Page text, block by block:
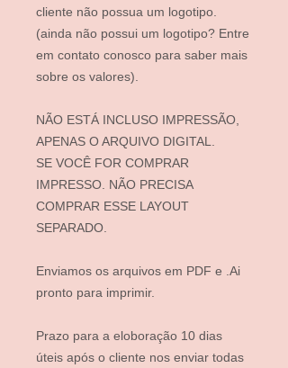
cliente não possua um logotipo.
(ainda não possui um logotipo? Entre
em contato conosco para saber mais
sobre os valores).
NÃO ESTÁ INCLUSO IMPRESSÃO,
APENAS O ARQUIVO DIGITAL.
SE VOCÊ FOR COMPRAR
IMPRESSO. NÃO PRECISA
COMPRAR ESSE LAYOUT
SEPARADO.
Enviamos os arquivos em PDF e .Ai
pronto para imprimir.
Prazo para a eloboração 10 dias
úteis após o cliente nos enviar todas